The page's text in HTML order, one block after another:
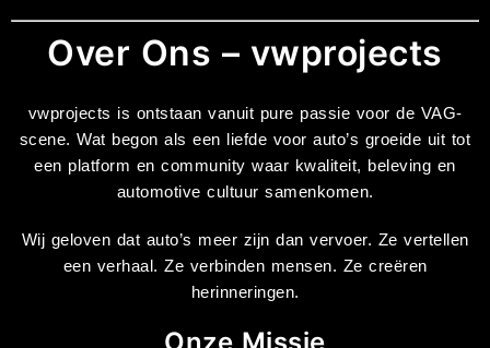
Over Ons – vwprojects
vwprojects is ontstaan vanuit pure passie voor de VAG-
scene. Wat begon als een liefde voor auto’s groeide uit tot
een platform en community waar kwaliteit, beleving en
automotive cultuur samenkomen.
Wij geloven dat auto’s meer zijn dan vervoer. Ze vertellen
een verhaal. Ze verbinden mensen. Ze creëren
herinneringen.
Onze Missie